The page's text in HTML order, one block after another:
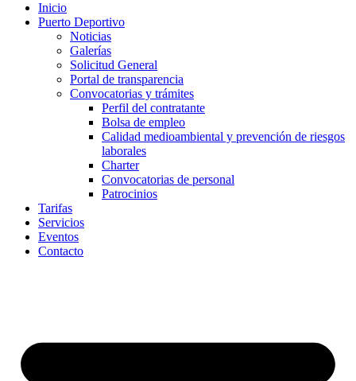
Inicio
Puerto Deportivo
Noticias
Galerías
Solicitud General
Portal de transparencia
Convocatorias y trámites
Perfil del contratante
Bolsa de empleo
Calidad medioambiental y prevención de riesgos
laborales
Charter
Convocatorias de personal
Patrocinios
Tarifas
Servicios
Eventos
Contacto